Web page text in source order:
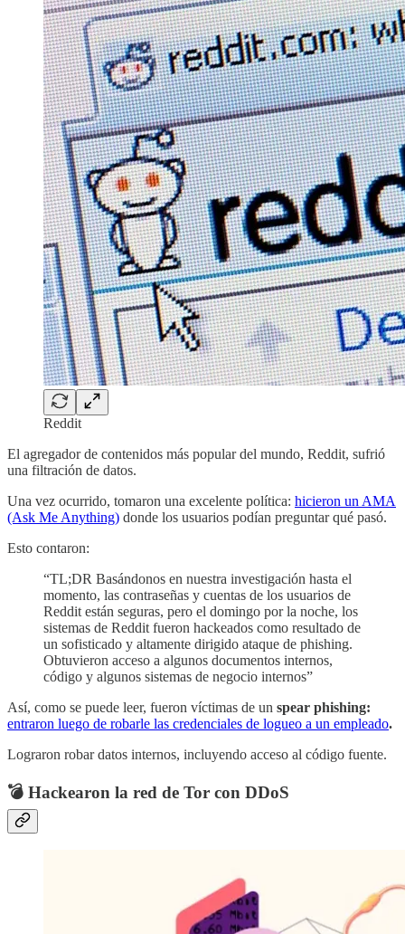
Reddit
El agregador de contenidos más popular del mundo, Reddit, sufrió
una filtración de datos.
Una vez ocurrido, tomaron una excelente política: hicieron un AMA
(Ask Me Anything) donde los usuarios podían preguntar qué pasó.
Esto contaron:
“TL;DR Basándonos en nuestra investigación hasta el
momento, las contraseñas y cuentas de los usuarios de
Reddit están seguras, pero el domingo por la noche, los
sistemas de Reddit fueron hackeados como resultado de
un sofisticado y altamente dirigido ataque de phishing.
Obtuvieron acceso a algunos documentos internos,
código y algunos sistemas de negocio internos”
Así, como se puede leer, fueron víctimas de un spear phishing:
entraron luego de robarle las credenciales de logueo a un empleado.
Lograron robar datos internos, incluyendo acceso al código fuente.
💣 Hackearon la red de Tor con DDoS